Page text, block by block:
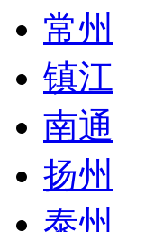
常州
镇江
南通
扬州
泰州